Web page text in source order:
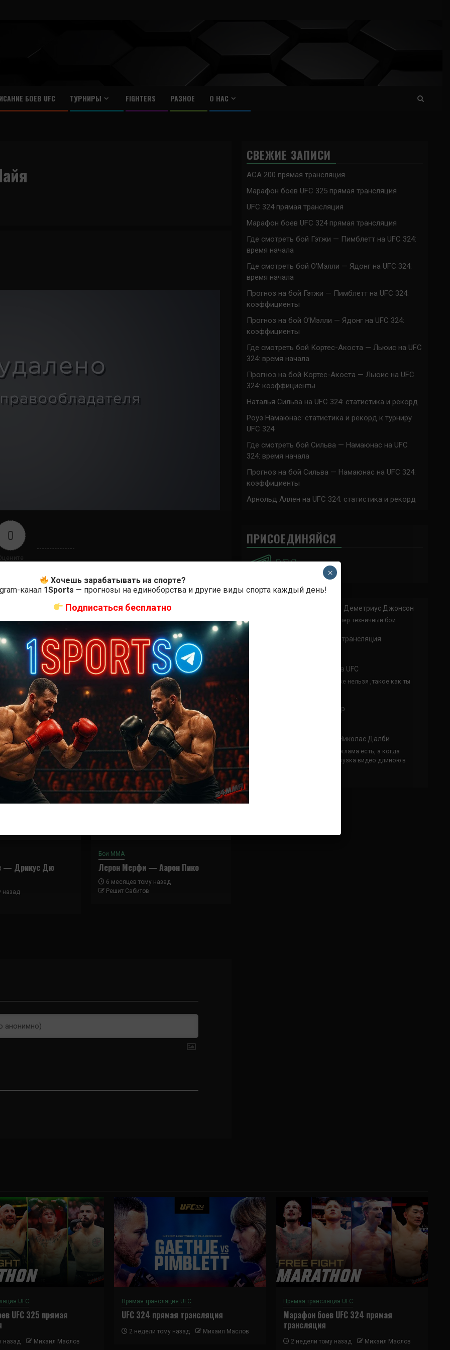
БОЕВ UFC ТУРНИРЫ FIGHTERS РАЗНОЕ О НАС
0
самые лучшие и актуальные события и мира
Далее
Раони Барселос — Курт Холобау
— Дрикус Дю
назад
Бои ММА
Лерон Мерфи — Аарон Пико
6 месяцев тому назад
Решит Сабитов
СВЕЖИЕ ЗАПИСИ
ACA 200 прямая трансляция
Марафон боев UFC 325 прямая трансляция
UFC 324 прямая трансляция
Марафон боев UFC 324 прямая трансляция
Где смотреть бой Гэтжи — Пимблетт на UFC 324:
время начала
Где смотреть бой О’Мэлли — Ядонг на UFC 324:
время начала
Прогноз на бой Гэтжи — Пимблетт на UFC 324:
коэффициенты
Прогноз на бой О’Мэлли — Ядонг на UFC 324:
коэффициенты
Где смотреть бой Кортес-Акоста — Льюис на UFC
324: время начала
Прогноз на бой Кортес-Акоста — Льюис на UFC
324: коэффициенты
Наталья Сильва на UFC 324: статистика и рекорд
Роуз Намаюнас: статистика и рекорд к турниру
UFC 324
Где смотреть бой Сильва — Намаюнас на UFC
324: время начала
Прогноз на бой Сильва — Намаюнас на UFC 324:
коэффициенты
Арнольд Аллен на UFC 324: статистика и рекорд
ПРИСОЕДИНЯЙСЯ
Доминик Круз — Деметриус Джонсон
Спасибо что выложили этот супер техничный бой
UFC 324 прямая трансляция
Расписание боев UFC
Кусок говна ты, существом даже нельзя ,такое как ты
Конор МакГрегор
Анонимно Рэнди Браун — Николас Далби
не запускается ни один бой, реклама есть, а когда
заканчивается начинается загрузка видео длиною в
жизнь. Исправьте пожалуйста
UFC
UFC 325 прямая
назад Михаил Маслов
Прямая трансляция UFC
UFC 324 прямая трансляция
2 недели тому назад Михаил Маслов
Прямая трансляция UFC
Марафон боев UFC 324 прямая
трансляция
2 недели тому назад Михаил Маслов
Хочешь зарабатывать на спорте?
канал 1Sports — прогнозы на единоборства и другие виды спорта каждый день!
Подписаться бесплатно
×